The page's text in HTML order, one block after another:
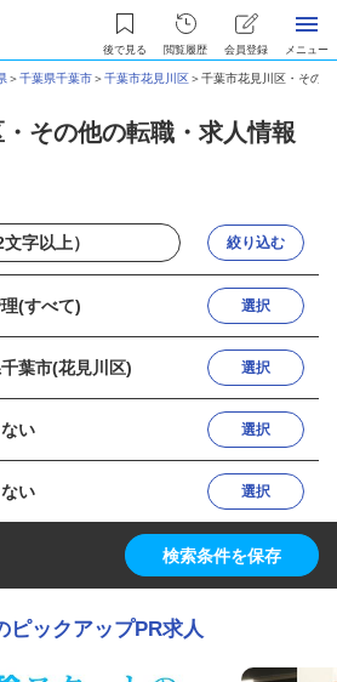
後で見る 閲覧履歴 会員登録 メニュー
＞千葉県千葉市＞千葉市花見川区＞千葉市花見川区・その
その他の転職・求人情報
絞り込む
(すべて) 選択
葉市(花見川区) 選択
い 選択
い 選択
検索条件を保存
ピックアップPR求人